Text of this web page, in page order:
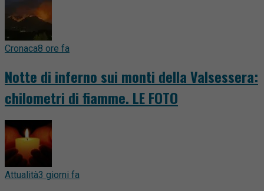
Cronaca8 ore fa
Notte di inferno sui monti della Valsessera:
chilometri di fiamme. LE FOTO
Attualità3 giorni fa